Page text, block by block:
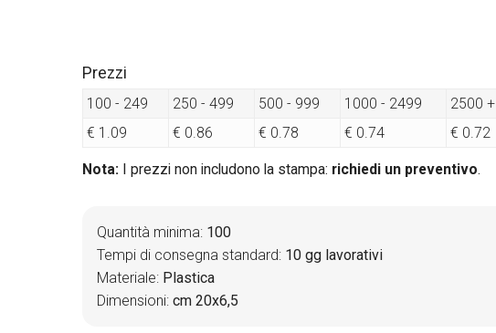
Prezzi
100 - 249 250 - 499 500 - 999 1000 - 2499
2500 +
€ 1.09
€ 0.86 € 0.78 € 0.74 € 0.72
Nota: I prezzi non includono la stampa: richiedi un preventivo.
Quantità minima: 100
Tempi di consegna standard: 10 gg lavorativi
Materiale: Plastica
Dimensioni: cm 20x6,5